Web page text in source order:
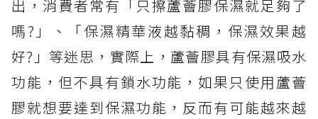
出，消費者常有「只擦蘆薈膠保濕就足夠了
嗎?」、「保濕精華液越黏稠，保濕效果越
好?」等迷思，實際上，蘆薈膠具有保濕吸水
功能，但不具有鎖水功能，如果只使用蘆薈
膠就想要達到保濕功能，反而有可能越來越